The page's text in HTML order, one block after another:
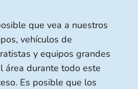
que vea a nuestros
vehículos de
y equipos grandes
área durante todo este
Es posible que los